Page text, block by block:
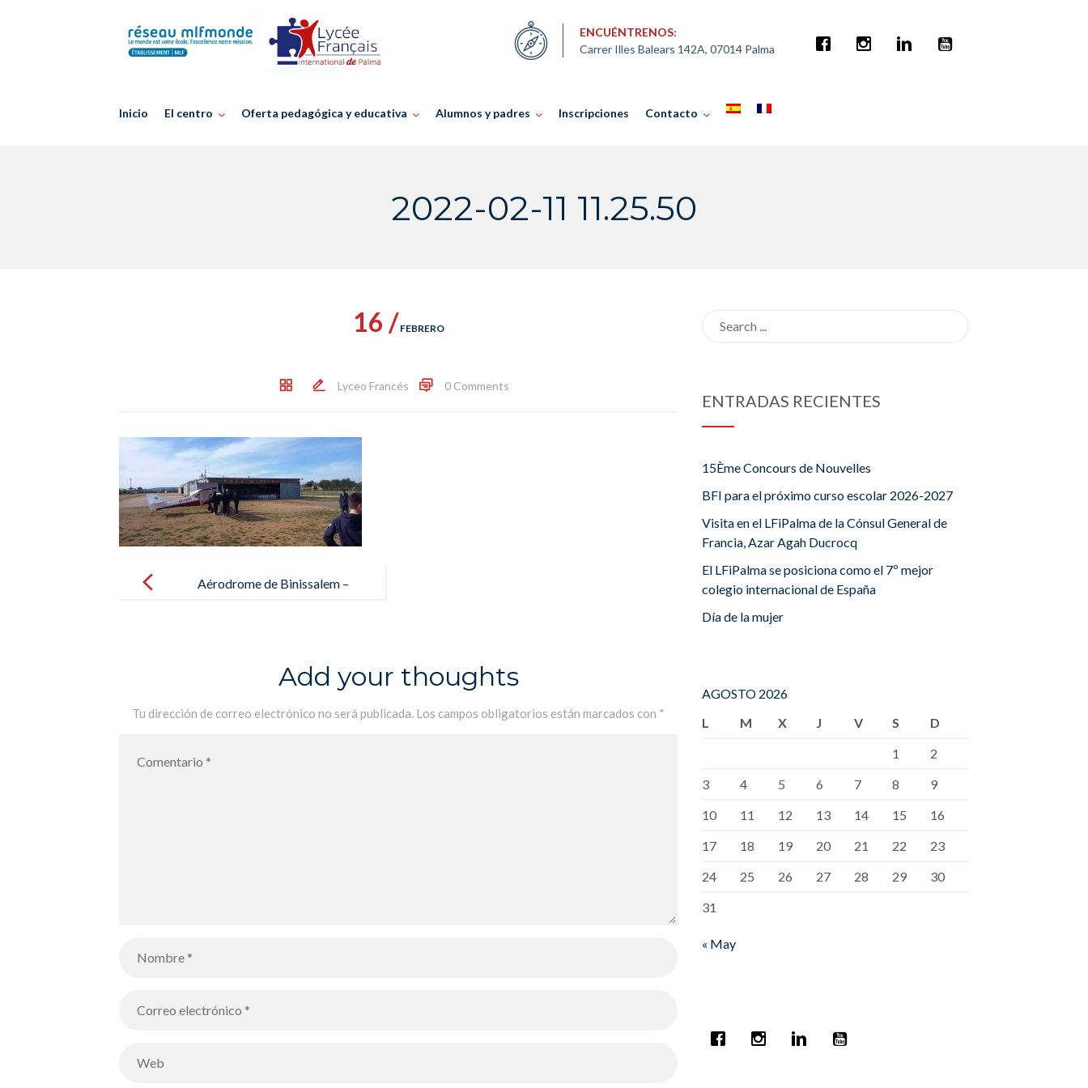
ENCUÉNTRENOS:
Carrer Illes Balears 142A, 07014 Palma
Inicio El centro Oferta pedagógica y educativa Alumnos y padres Inscripciones Contacto
2022-02-11 11.25.50
16 / FEBRERO
Lyceo Francés 0 Comments
navigation
Aérodrome de Binissalem –
Add your thoughts
Tu dirección de correo electrónico no será publicada. Los campos obligatorios están marcados con *
ENTRADAS RECIENTES
15Ème Concours de Nouvelles
BFI para el próximo curso escolar 2026-2027
Visita en el LFiPalma de la Cónsul General de
Francia, Azar Agah Ducrocq
El LFiPalma se posiciona como el 7º mejor
colegio internacional de España
Día de la mujer
AGOSTO 2026
L
M X J V S
D
1
2
3
4 5 6 7 8
9
10
11 12 13 14 15
16
17
18 19 20 21 22
23
24
25 26 27 28 29
30
31
« May